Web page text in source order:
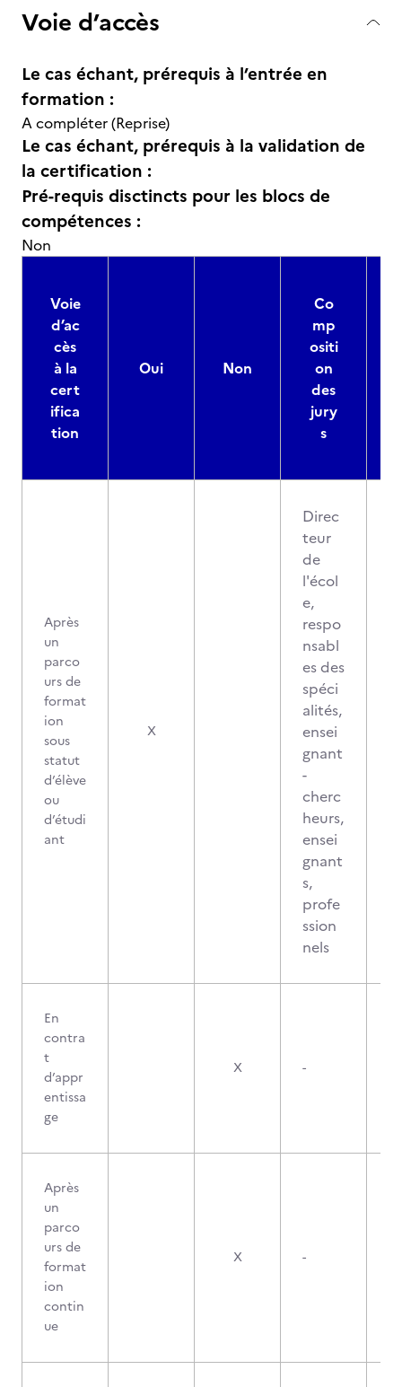
Voie d’accès
Le cas échant, prérequis à l’entrée en
formation :
A compléter (Reprise)
Le cas échant, prérequis à la validation de
la certification :
Pré-requis disctincts pour les blocs de
compétences :
Non
Voie
d’ac
cès
à la
cert
ifica
tion
Oui Non
Co
mp
ositi
on
des
jury
s
Après
un
parco
urs de
format
ion
sous
statut
d’élève
ou
d’étudi
ant
X
Direc
teur
de
l'écol
e,
respo
nsabl
es des
spéci
alités,
ensei
gnant
-
cherc
heurs,
ensei
gnant
s,
profe
ssion
nels
En
contra
t
d’appr
entissa
ge
X -
Après
un
parco
urs de
format
ion
contin
ue
X -